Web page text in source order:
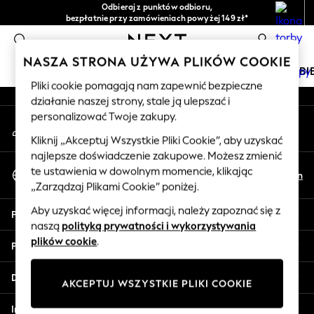
Odbieraj z punktów odbioru,
bezpłatnie przy zamówieniach powyżej 149 zł*
Łatwe zwroty*
0
HOLIDAY SHOP
Women's Holiday Shop
All Swimwear
All Beachwear
Bags & Accessories
Beach Dresses & Kaftans
Dresses
Flip Flops
Sliders
Jumpsuits & Playsuits
Sandals
Shorts
An error occurred on client
Nasze media społecznościowe
Moje konto
Zaloguj się na swoje konto
Wybierz Język
Polski
En
Pomoc
Prywatność i zasady prawne
Działy
Inne usługi
NASZA STRONA UŻYWA PLIKÓW COOKIE
Pliki cookie pomagają nam zapewnić bezpieczne
działanie naszej strony, stale ją ulepszać i
personalizować Twoje zakupy.
Kliknij „Akceptuj Wszystkie Pliki Cookie”, aby uzyskać
najlepsze doświadczenie zakupowe. Możesz zmienić
te ustawienia w dowolnym momencie, klikając
„Zarządzaj Plikami Cookie” poniżej.
Aby uzyskać więcej informacji, należy zapoznać się z
naszą polityką prywatności i wykorzystywania
plików cookie.
AKCEPTUJ WSZYSTKIE PLIKI COOKIE